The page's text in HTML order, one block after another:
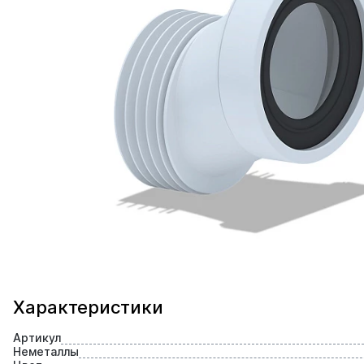
Характеристики
Артикул
Неметаллы